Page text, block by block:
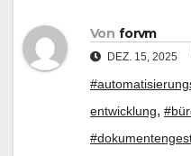
Von forvm
DEZ. 15, 2025
entwicklung,